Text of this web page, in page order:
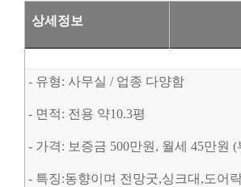
상세정보
- 유형: 사무실 / 업종 다양함
- 면적: 전용 약10.3평
- 가격: 보증금 500만원, 월세 45만원 (
- 특징:동향이며 전망굿,싱크대,도어